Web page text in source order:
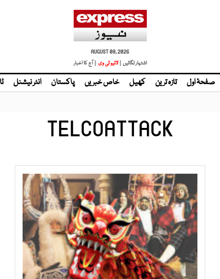
AUGUST 09, 2026
اشتہار لگائیں | لائیو ٹی وی | آج کا اخبار
صفحۂ اول تازہ ترین کھیل خاص خبریں پاکستان انٹر نیشنل
TELCOATTACK